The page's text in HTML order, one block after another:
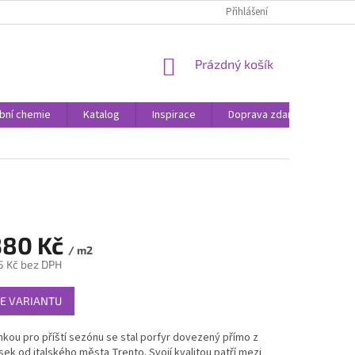
Přihlášení
NÁKUPNÍ
Prázdný košík
chemie Katalog Inspirace Doprava zdarma
Kč / m2
Kčbez DPH
VARIANTU
pro příští sezónu se stal porfyr dovezený přímo z